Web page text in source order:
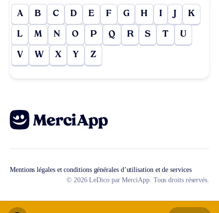
A B C D E F G H I J K
L M N O P Q R S T U
V W X Y Z
Mentions légales et conditions générales d’utilisation et de services
© 2026 LeDico par MerciApp. Tous droits réservés.